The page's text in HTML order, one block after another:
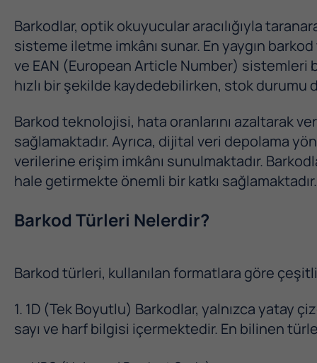
Barkodlar, optik okuyucular aracılığıyla
sisteme iletme imkânı sunar. En yaygın
ve EAN (European Article Number) sistemleri
hızlı bir şekilde kaydedebilirken, stok
Barkod teknolojisi, hata oranlarını azaltarak
sağlamaktadır. Ayrıca, dijital veri depolama
verilerine erişim imkânı sunulmaktadır.
hale getirmekte önemli bir katkı sağlamaktadır.
Barkod Türleri Nelerdir?
Barkod türleri, kullanılan formatlara göre
1. 1D (Tek Boyutlu) Barkodlar, yalnızca yatay
sayı ve harf bilgisi içermektedir. En bilinen